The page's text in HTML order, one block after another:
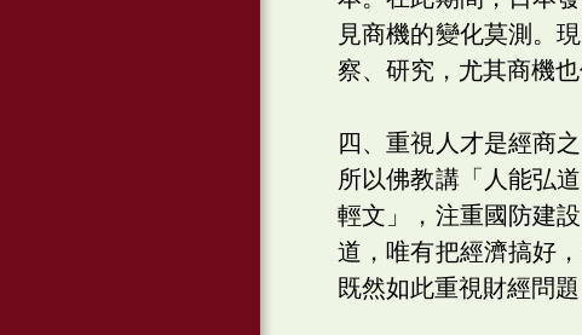
見商機的變化莫測。
察、研究，尤其商機
四、重視人才是經商
所以佛教講「人能弘
輕文」，注重國防建
道，唯有把經濟搞好
既然如此重視財經問